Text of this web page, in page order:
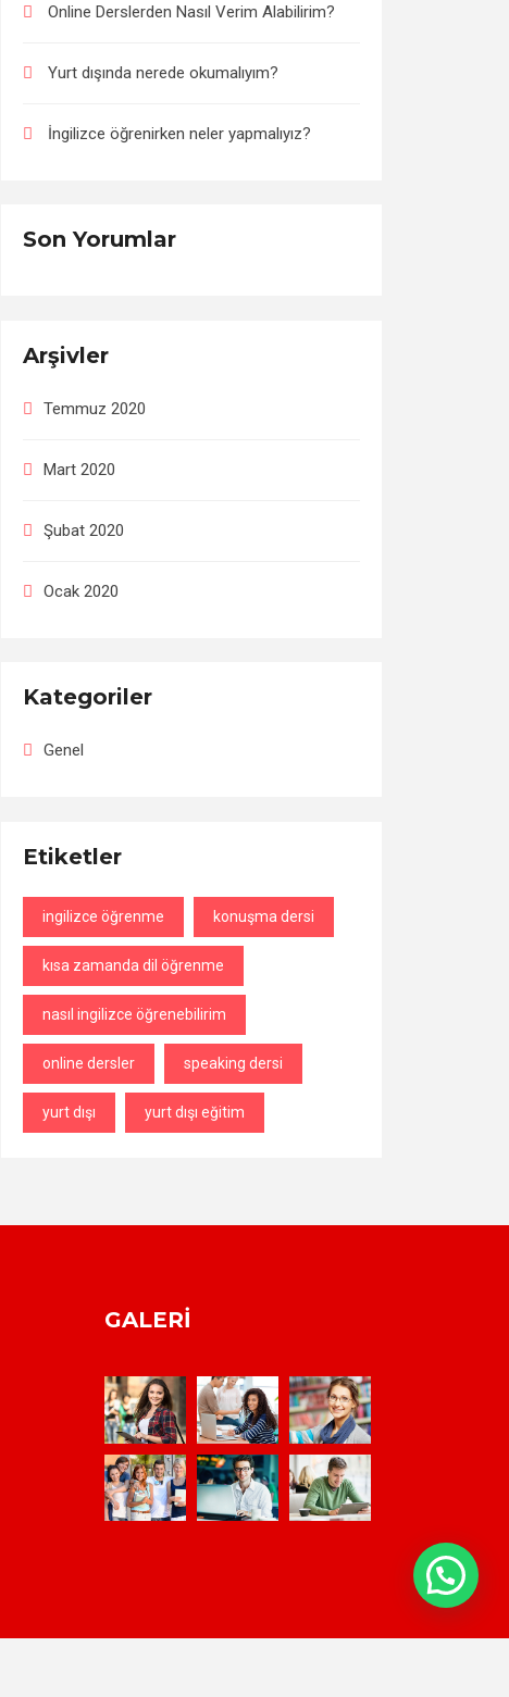
Online Derslerden Nasıl Verim Alabilirim?
Yurt dışında nerede okumalıyım?
İngilizce öğrenirken neler yapmalıyız?
Son Yorumlar
Arşivler
Temmuz 2020
Mart 2020
Şubat 2020
Ocak 2020
Kategoriler
Genel
Etiketler
ingilizce öğrenme konuşma dersi
kısa zamanda dil öğrenme
nasıl ingilizce öğrenebilirim
online dersler speaking dersi
yurt dışı yurt dışı eğitim
GALERI